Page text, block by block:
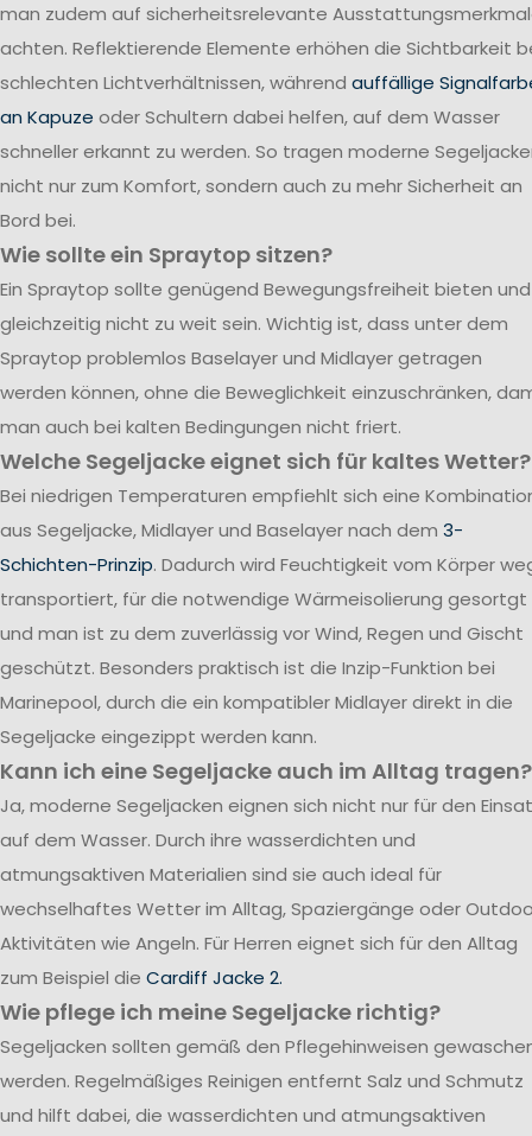
man zudem auf sicherheitsrelevante
achten. Reflektierende Elemente erhöhen die Sichtbarkeit
schlechten Lichtverhältnissen, während auffällige
an Kapuze oder Schultern dabei helfen, auf dem Wasser
schneller erkannt zu werden. So tragen moderne
nicht nur zum Komfort, sondern auch zu mehr Sicherheit an
Bord bei.
Wie sollte ein Spraytop sitzen?
Ein Spraytop sollte genügend Bewegungsfreiheit bieten und
gleichzeitig nicht zu weit sein. Wichtig ist, dass unter dem
Spraytop problemlos Baselayer und Midlayer getragen
werden können, ohne die Beweglichkeit einzuschränken,
man auch bei kalten Bedingungen nicht friert.
Welche Segeljacke eignet sich für kaltes Wetter?
Bei niedrigen Temperaturen empfiehlt sich eine
aus Segeljacke, Midlayer und Baselayer nach dem 3-
Schichten-Prinzip. Dadurch wird Feuchtigkeit vom Körper
transportiert, für die notwendige Wärmeisolierung gesortgt
und man ist zu dem zuverlässig vor Wind, Regen und Gischt
geschützt. Besonders praktisch ist die Inzip-Funktion bei
Marinepool, durch die ein kompatibler Midlayer direkt in die
Segeljacke eingezippt werden kann.
Kann ich eine Segeljacke auch im Alltag tragen?
Ja, moderne Segeljacken eignen sich nicht nur für den
auf dem Wasser. Durch ihre wasserdichten und
atmungsaktiven Materialien sind sie auch ideal für
wechselhaftes Wetter im Alltag, Spaziergänge oder
Aktivitäten wie Angeln. Für Herren eignet sich für den Alltag
zum Beispiel die Cardiff Jacke 2.
Wie pflege ich meine Segeljacke richtig?
Segeljacken sollten gemäß den Pflegehinweisen
werden. Regelmäßiges Reinigen entfernt Salz und Schmutz
und hilft dabei, die wasserdichten und atmungsaktiven